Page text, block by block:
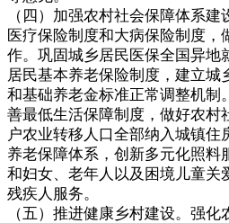
（四）加强农村社会保障体系
医疗保险制度和大病保险制度，
作。巩固城乡居民医保全国异地
居民基本养老保险制度，建立
和基础养老金标准正常调整机制
善最低生活保障制度，做好农村
户农业转移人口全部纳入城镇
养老保障体系，创新多元化照料
和妇女、老年人以及困境儿童关
残疾人服务。
（五）推进健康乡村建设。强